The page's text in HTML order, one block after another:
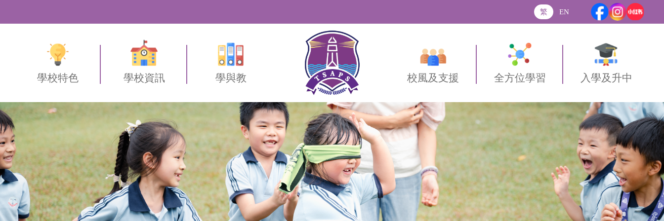
繁 EN
學校特色 學校資訊 學與教 校風及支援 全方位學習 入學及升中